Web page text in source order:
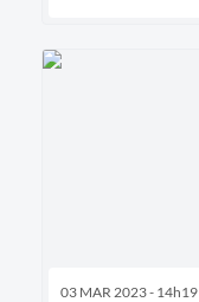
03 MAR 2023 - 14h19